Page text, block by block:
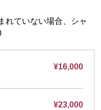
れていない場合、シャ
¥16,000
¥23,000